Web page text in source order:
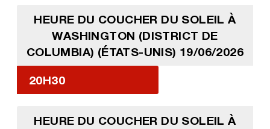
HEURE DU COUCHER DU SOLEIL À
WASHINGTON (DISTRICT DE
COLUMBIA) (ÉTATS-UNIS) 19/06/2026
20H30
HEURE DU COUCHER DU SOLEIL À